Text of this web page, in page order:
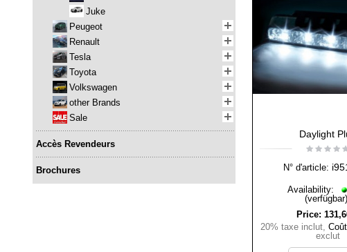
Daylight
N° d'article:
Availability:
(verfügbar)
Price:
20% taxe inclut,
exclut
Juke
Peugeot
Renault
Tesla
Toyota
Volkswagen
other Brands
Sale
Accès Revendeurs
Brochures